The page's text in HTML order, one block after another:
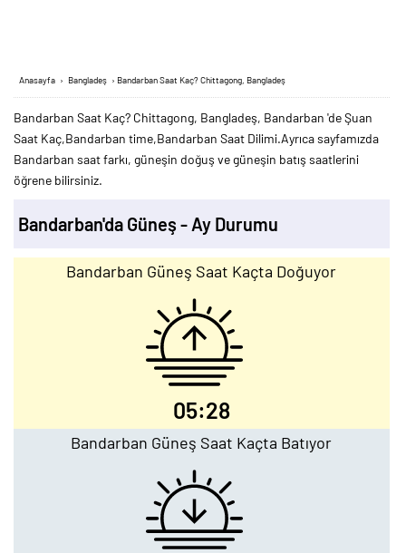
Anasayfa › Bangladeş › Bandarban Saat Kaç? Chittagong, Bangladeş
Bandarban Saat Kaç? Chittagong, Bangladeş, Bandarban 'de Şuan
Saat Kaç,Bandarban time,Bandarban Saat Dilimi.Ayrıca sayfamızda
Bandarban saat farkı, güneşin doğuş ve güneşin batış saatlerini
öğrene bilirsiniz.
Bandarban'da Güneş - Ay Durumu
Bandarban Güneş Saat Kaçta Doğuyor
05:28
Bandarban Güneş Saat Kaçta Batıyor